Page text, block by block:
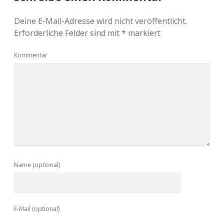
Deine E-Mail-Adresse wird nicht veröffentlicht.
Erforderliche Felder sind mit* markiert
Kommentar
Name (optional)
E-Mail (optional)